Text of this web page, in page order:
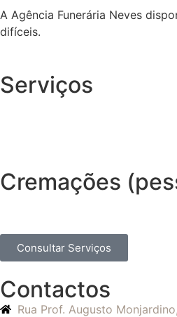
A Agência Funerária Neves
difíceis.
Serviços
Cremações
Consultar Serviços
Contactos
Rua Prof. Augusto